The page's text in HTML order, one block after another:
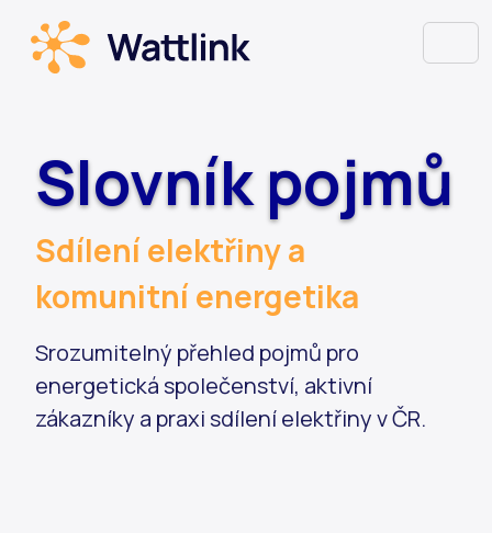
Slovník pojmů
Sdílení elektřiny a
komunitní energetika
Srozumitelný přehled pojmů pro
energetická společenství, aktivní
zákazníky a praxi sdílení elektřiny v ČR.